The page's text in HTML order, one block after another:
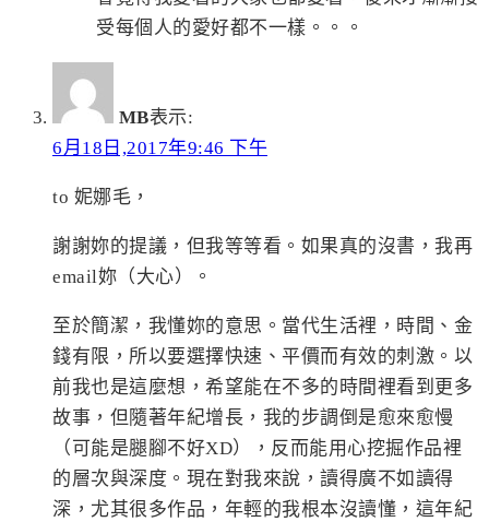
受每個人的愛好都不一樣。。。
MB表示:
6月18日,2017年9:46 下午
to 妮娜毛，
謝謝妳的提議，但我等等看。如果真的沒書，我再
email妳（大心）。
至於簡潔，我懂妳的意思。當代生活裡，時間、金
錢有限，所以要選擇快速、平價而有效的刺激。以
前我也是這麼想，希望能在不多的時間裡看到更多
故事，但隨著年紀增長，我的步調倒是愈來愈慢
（可能是腿腳不好XD），反而能用心挖掘作品裡
的層次與深度。現在對我來說，讀得廣不如讀得
深，尤其很多作品，年輕的我根本沒讀懂，這年紀